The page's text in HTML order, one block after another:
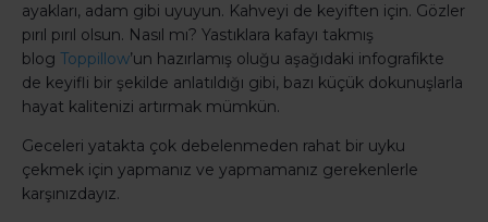
ayakları, adam gibi uyuyun. Kahveyi de keyiften için. Gözler
pırıl pırıl olsun. Nasıl mı? Yastıklara kafayı takmış
blog Toppillow’un hazırlamış oluğu aşağıdaki infografikte
de keyifli bir şekilde anlatıldığı gibi, bazı küçük dokunuşlarla
hayat kalitenizi artırmak mümkün.
Geceleri yatakta çok debelenmeden rahat bir uyku
çekmek için yapmanız ve yapmamanız gerekenlerle
karşınızdayız.